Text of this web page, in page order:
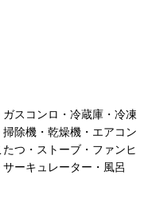
スコンロ・冷蔵庫・冷凍
除機・乾燥機・エアコン
つ・ストーブ・ファンヒ
ーキュレーター・風呂